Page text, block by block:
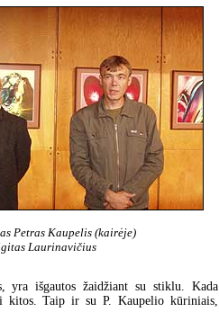
Petras Kaupelis (kairėje)
Laurinavičius
yra išgautos žaidžiant su stiklu. Kada
kitos. Taip ir su P. Kaupelio kūriniais,